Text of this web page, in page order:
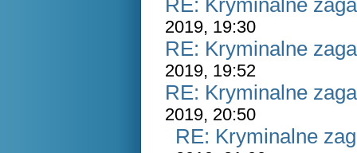
RE: Kryminalne
2019, 19:30
RE: Kryminalne
2019, 19:52
RE: Kryminalne
2019, 20:50
RE: Kryminalne